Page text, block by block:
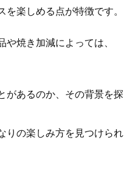
楽しめる点が特徴です。
焼き加減によっては、
があるのか、その背景を探
りの楽しみ方を見つけられ